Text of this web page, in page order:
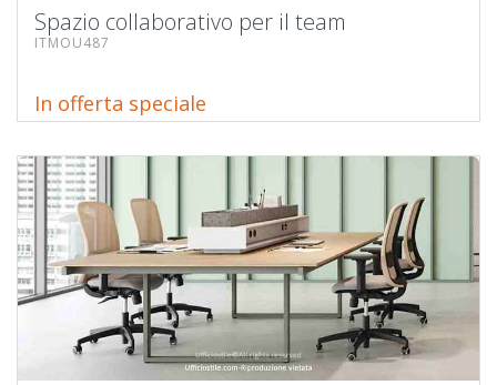
Spazio collaborativo per il team
ITMOU487
In offerta speciale